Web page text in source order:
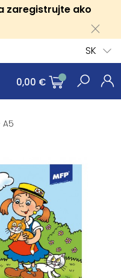
zaregistrujte ako
SK
0,00 €
A5